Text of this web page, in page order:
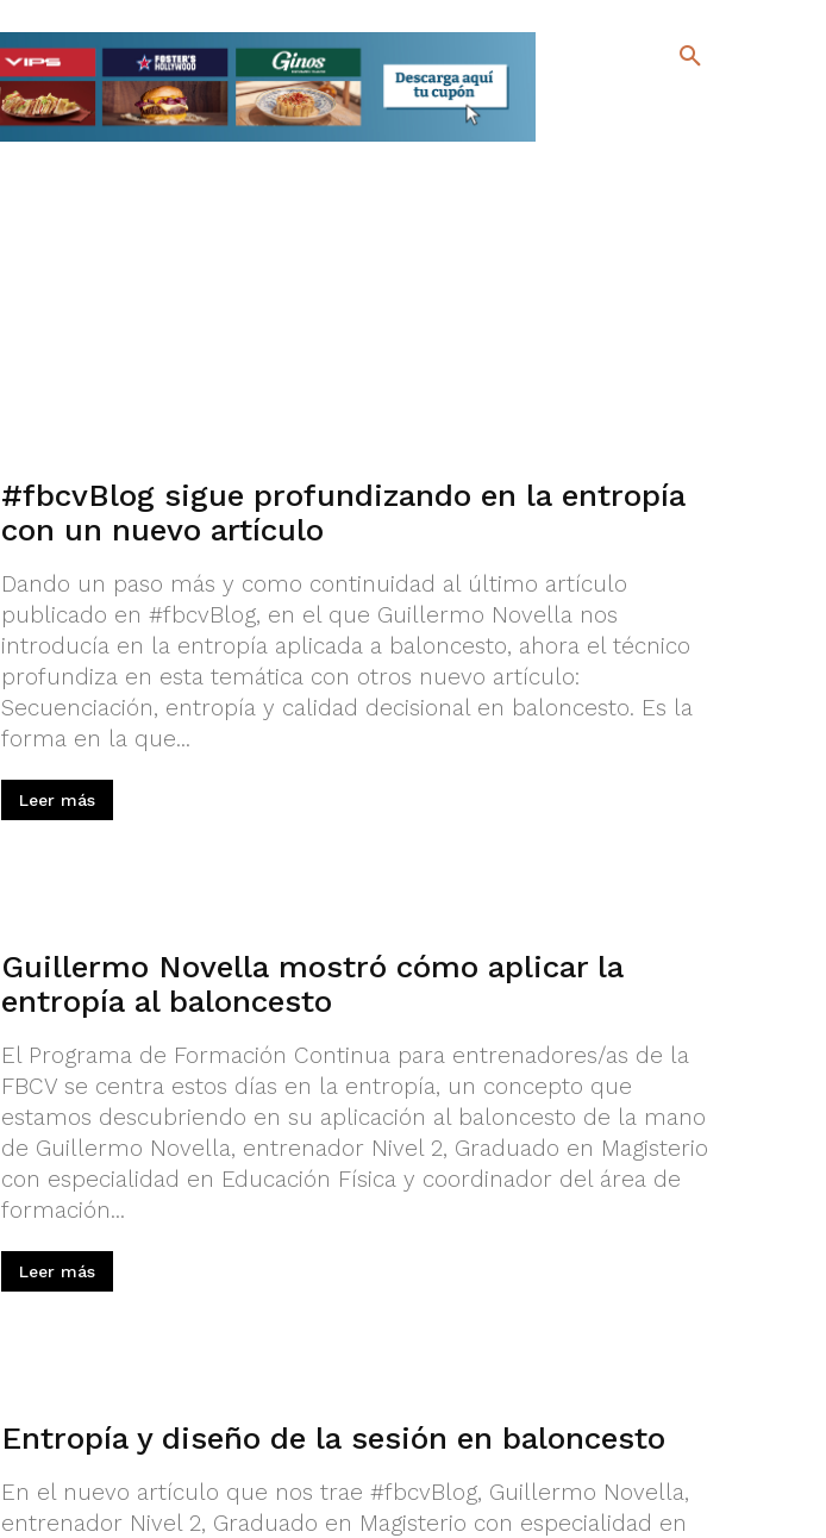
#fbcvBlog sigue profundizando en la entropía
con un nuevo artículo
Dando un paso más y como continuidad al último artículo
publicado en #fbcvBlog, en el que Guillermo Novella nos
introducía en la entropía aplicada a baloncesto, ahora el técnico
profundiza en esta temática con otros nuevo artículo:
Secuenciación, entropía y calidad decisional en baloncesto. Es la
forma en la que...
Leer más
Guillermo Novella mostró cómo aplicar la
entropía al baloncesto
El Programa de Formación Continua para entrenadores/as de la
FBCV se centra estos días en la entropía, un concepto que
estamos descubriendo en su aplicación al baloncesto de la mano
de Guillermo Novella, entrenador Nivel 2, Graduado en Magisterio
con especialidad en Educación Física y coordinador del área de
formación...
Leer más
Entropía y diseño de la sesión en baloncesto
En el nuevo artículo que nos trae #fbcvBlog, Guillermo Novella,
entrenador Nivel 2, Graduado en Magisterio con especialidad en